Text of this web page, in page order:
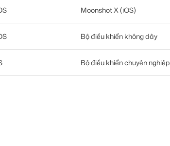
Moonshot X (iOS)
Bộ điều khiển không dây
Bộ điều khiển chuyên nghiệp